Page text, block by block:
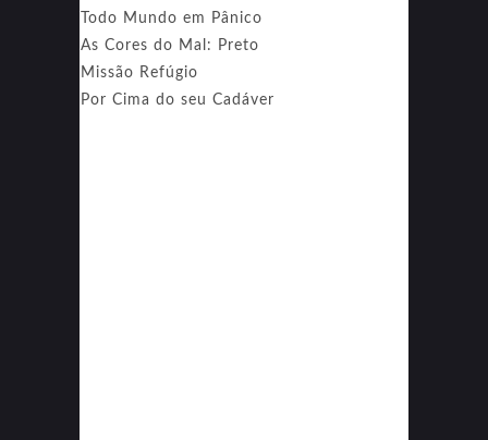
Todo Mundo em Pânico
As Cores do Mal: Preto
Missão Refúgio
Por Cima do seu Cadáver